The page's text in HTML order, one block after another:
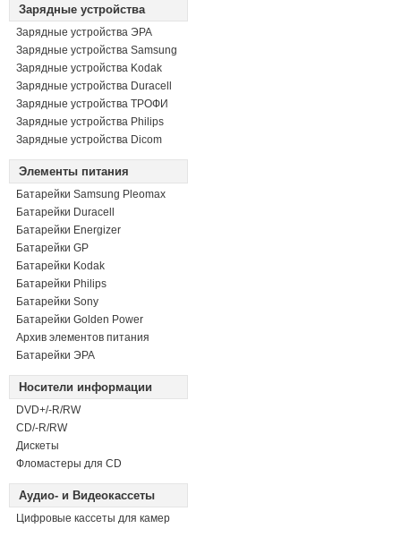
Зарядные устройства
Зарядные устройства ЭРА
Зарядные устройства Samsung
Зарядные устройства Kodak
Зарядные устройства Duracell
Зарядные устройства ТРОФИ
Зарядные устройства Philips
Зарядные устройства Dicom
Элементы питания
Батарейки Samsung Pleomax
Батарейки Duracell
Батарейки Energizer
Батарейки GP
Батарейки Kodak
Батарейки Philips
Батарейки Sony
Батарейки Golden Power
Архив элементов питания
Батарейки ЭРА
Носители информации
DVD+/-R/RW
СD/-R/RW
Дискеты
Фломастеры для CD
Аудио- и Видеокассеты
Цифровые кассеты для камер